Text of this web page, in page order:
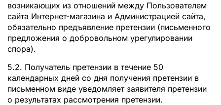
возникающих из отношений между Пользователем
сайта Интернет-магазина и Администрацией сайта,
обязательно предъявление претензии (письменного
предложения о добровольном урегулировании
спора).
5.2. Получатель претензии в течение 50
календарных дней со дня получения претензии в
письменном виде уведомляет заявителя претензии
о результатах рассмотрения претензии.